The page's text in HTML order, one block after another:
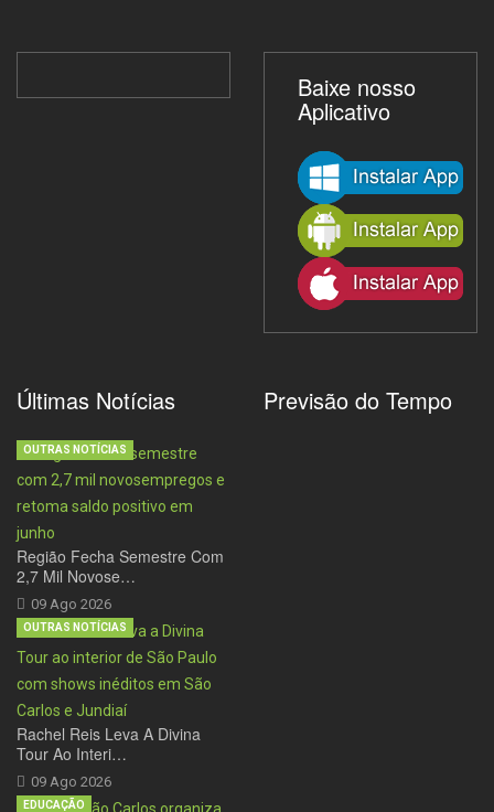
Baixe nosso
Aplicativo
Últimas Notícias
Região Fecha Semestre Com
2,7 Mil Novose…
09 Ago 2026
OUTRAS NOTÍCIAS
Rachel Reis Leva A Divina
Tour Ao Interi…
09 Ago 2026
OUTRAS NOTÍCIAS
EDUCAÇÃO
Previsão do Tempo